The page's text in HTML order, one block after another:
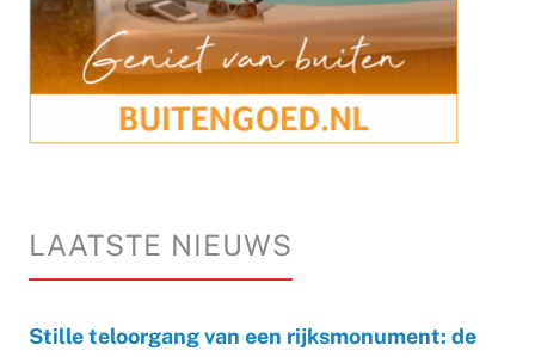
LAATSTE NIEUWS
Stille teloorgang van een rijksmonument: de